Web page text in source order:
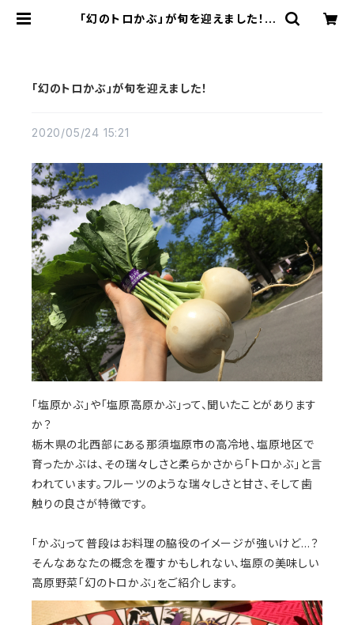
「幻のトロかぶ」が旬を迎えました！ |
「幻のトロかぶ」が旬を迎えました！
2020/05/24 15:21
「塩原かぶ」や「塩原高原かぶ」って、聞いたことがあります
か？
栃木県の北西部にある那須塩原市の高冷地、塩原地区で
育ったかぶは、その瑞々しさと柔らかさから「トロかぶ」と言
われています。フルーツのような瑞々しさと甘さ、そして歯
触りの良さが特徴です。
「かぶ」って普段はお料理の脇役のイメージが強いけど…？
そんなあなたの概念を覆すかもしれない、塩原の美味しい
高原野菜「幻のトロかぶ」をご紹介します。